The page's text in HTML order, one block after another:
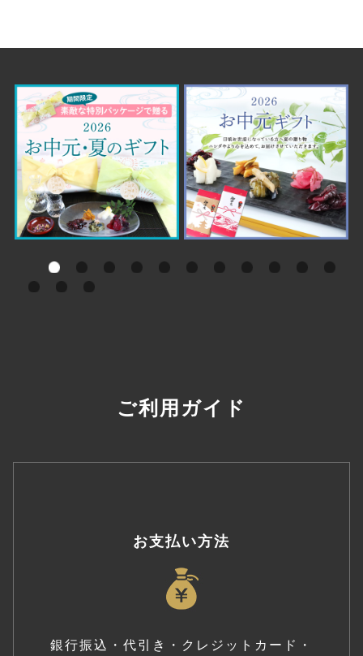
ご利用ガイド
お支払い方法
銀行振込・代引き・クレジットカード・